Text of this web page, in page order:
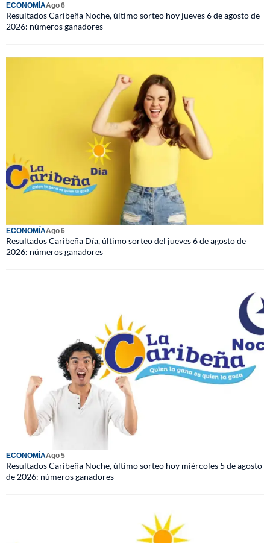
ECONOMÍAAgo 6
Resultados Caribeña Noche, último sorteo hoy jueves 6 de agosto de
2026: números ganadores
ECONOMÍAAgo 6
Resultados Caribeña Día, último sorteo del jueves 6 de agosto de
2026: números ganadores
ECONOMÍAAgo 5
Resultados Caribeña Noche, último sorteo hoy miércoles 5 de agosto
de 2026: números ganadores